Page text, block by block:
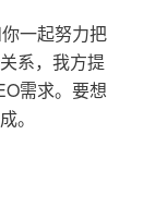
一起努力把
系，我方提
需求。要想
。